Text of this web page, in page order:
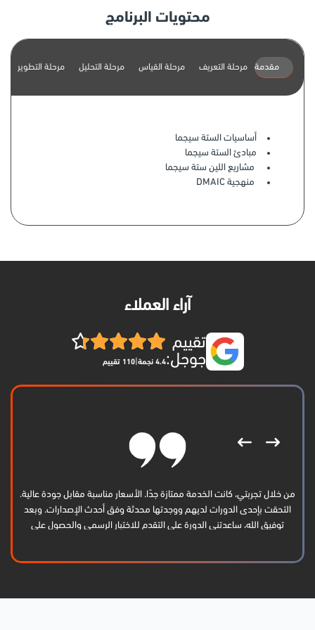
محتويات البرنامج
مقدمة مرحلة التعريف مرحلة القياس مرحلة التحليل مرحلة التطوير
أساسيات الستة سيجما
مبادئ الستة سيجما
مشاريع اللين ستة سيجما
منهجية DMAIC
آراء العملاء
تقييم
جوجل:4.4 نجمة | 110 تقييم
من خلال تجربتي، كانت الخدمة ممتازة جدًا. الأسعار مناسبة مقابل جودة عالية.
التحقت بإحدى الدورات لديهم ووجدتها محدثة وفق أحدث الإصدارات. وبعد
توفيق الله، ساعدتني الدورة على التقدم للاختبار الرسمي والحصول على